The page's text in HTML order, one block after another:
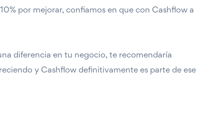
por mejorar, confiamos en que con Cashflow a
diferencia en tu negocio, te recomendaría
y Cashflow definitivamente es parte de ese